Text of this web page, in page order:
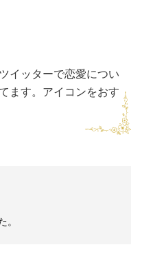
イッターで恋愛につい
ます。アイコンをおす
。